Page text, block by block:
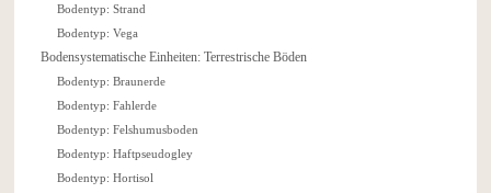
Bodentyp: Strand
Bodentyp: Vega
Bodensystematische Einheiten: Terrestrische Böden
Bodentyp: Braunerde
Bodentyp: Fahlerde
Bodentyp: Felshumusboden
Bodentyp: Haftpseudogley
Bodentyp: Hortisol